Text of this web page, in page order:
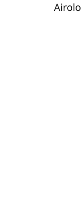
Airolo